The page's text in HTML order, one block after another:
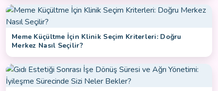
Meme Küçültme İçin Klinik Seçim Kriterleri: Doğru
Merkez Nasıl Seçilir?